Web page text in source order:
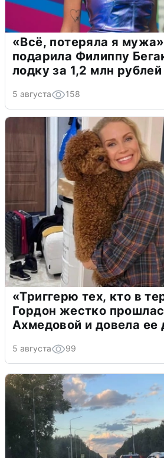
«Всё, потеряла я
подарила Филиппу
лодку за 1,2 млн рублей
5 августа 158
«Триггерю тех, кто в
Гордон жестко
Ахмедовой и довела ее
5 августа 99